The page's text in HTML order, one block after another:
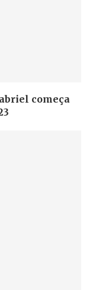
começa